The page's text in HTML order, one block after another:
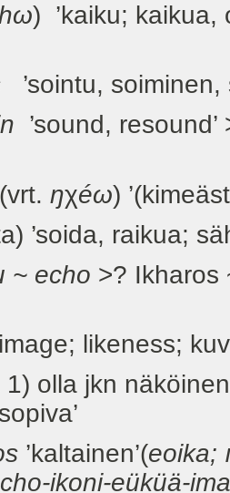
) ’kaiku; kaikua,
’sointu, soiminen,
’sound,
(vrt. ŋχéω)
raikua;
~ echo >?
likeness;
1) olla jkn
’kaltainen’(eoika;
ikoni-eüküä-